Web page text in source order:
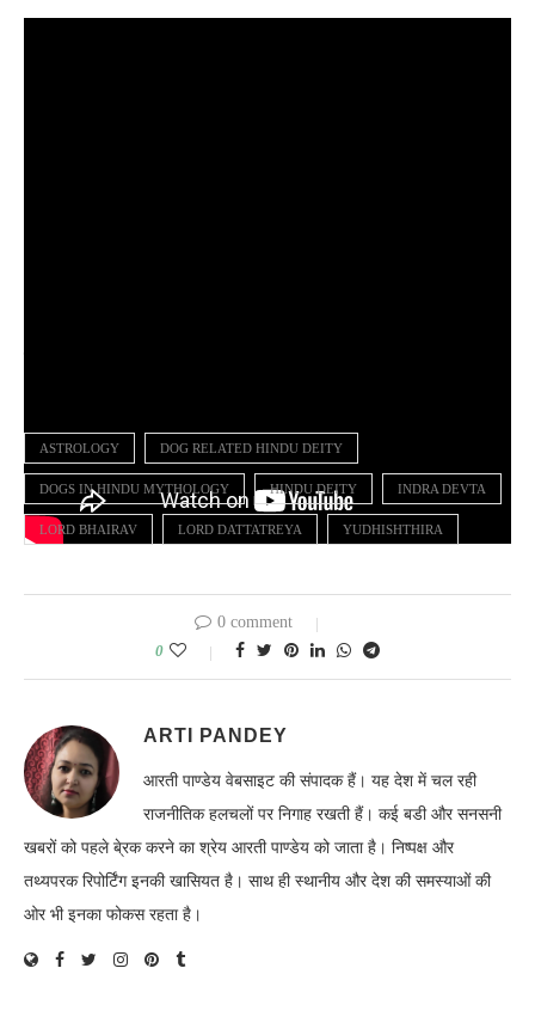
ASTROLOGY DOG RELATED HINDU DEITY
DOGS IN HINDU MYTHOLOGY HINDU DEITY INDRA DEVTA
LORD BHAIRAV LORD DATTATREYA YUDHISHTHIRA
0 comment
0
ARTI PANDEY
आरती पाण्डेय वेबसाइट की संपादक हैं। यह देश में चल रही
राजनीतिक हलचलों पर निगाह रखती हैं। कई बडी और सनसनी
खबरों को पहले बे्रक करने का श्रेय आरती पाण्डेय को जाता है। निष्पक्ष और
तथ्यपरक रिपोर्टिंग इनकी खासियत है। साथ ही स्थानीय और देश की समस्याओं की
ओर भी इनका फोकस रहता है।